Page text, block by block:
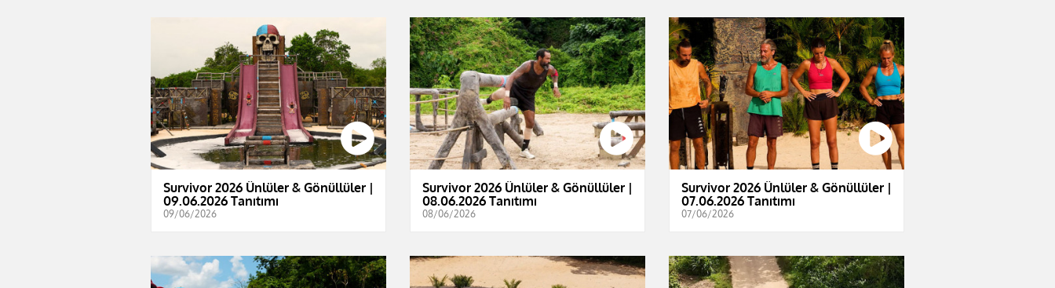
Survivor 2026 Ünlüler & Gönüllüler |
09.06.2026 Tanıtımı
09/06/2026
Survivor 2026 Ünlüler & Gönüllüler |
08.06.2026 Tanıtımı
08/06/2026
Survivor 2026 Ünlüler & Gönüllüler |
07.06.2026 Tanıtımı
07/06/2026